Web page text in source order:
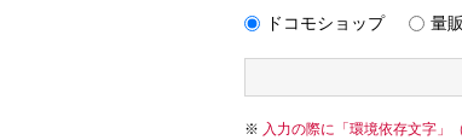
ドコモショップ
量
入力の際に「環境依存文字」